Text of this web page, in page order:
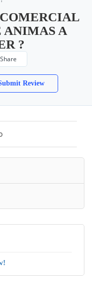
ANIMAS A
?
Share
Review